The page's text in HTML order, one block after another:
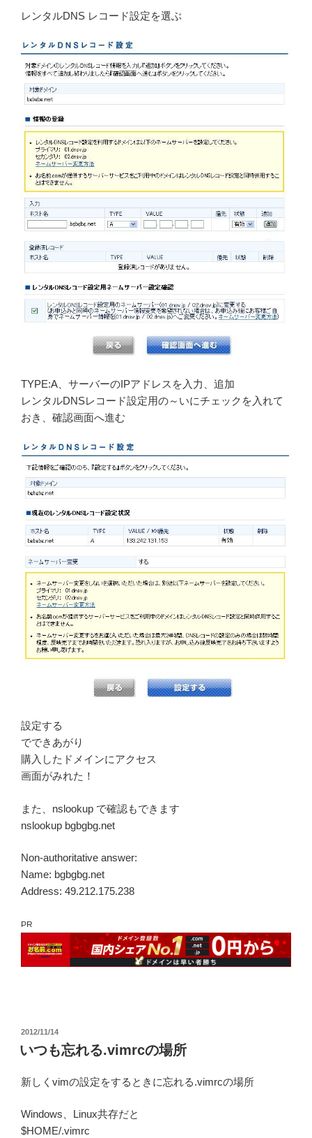
レンタルDNS レコード設定を選ぶ
TYPE:A、サーバーのIPアドレスを入力、追加
レンタルDNSレコード設定用の～いにチェックを入れて
おき、確認画面へ進む
設定する
でできあがり
購入したドメインにアクセス
画面がみれた！
また、nslookup で確認もできます
nslookup bgbgbg.net
Non-authoritative answer:
Name: bgbgbg.net
Address: 49.212.175.238
PR
投
稿
日:
2012/11/14
いつも忘れる.vimrcの場所
新しくvimの設定をするときに忘れる.vimrcの場所
Windows、Linux共存だと
$HOME/.vimrc